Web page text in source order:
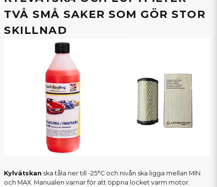
TVÅ SMÅ SAKER SOM GÖR STOR
SKILLNAD
Kylvätskan ska tåla ner till -25°C och nivån ska ligga mellan MIN
och MAX. Manualen varnar för att öppna locket varm motor.